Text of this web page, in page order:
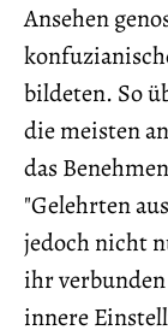
Ansehen
bildeten. So
die meisten
das
"Gelehrten
jedoch nicht
ihr
innere